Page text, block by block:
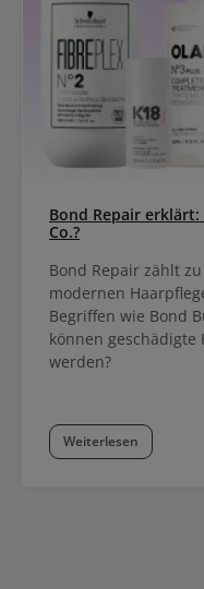
kämmen, um Farbe
Minuten Maske mit klarem Wasser ausspülen Eine abschließende
Pflege ist nicht nötig *Abhängig von der Nuance. Die 500ml
Masken Pumpe ist nicht
Bond Repair erklärt:
Co.?
Bond Repair zählt
modernen
Begriffen wie Bond
können
werden?
Weiterlesen